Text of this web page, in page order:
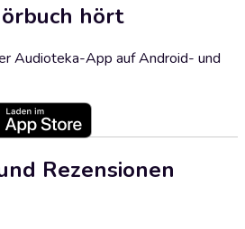
hört
Audioteka-App auf Android- und
Rezensionen